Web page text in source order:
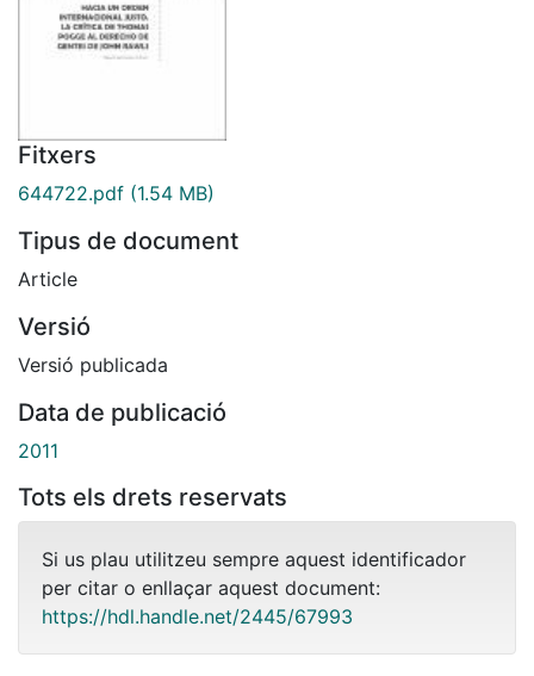
Fitxers
644722.pdf (1.54 MB)
Tipus de document
Article
Versió
Versió publicada
Data de publicació
2011
Tots els drets reservats
Si us plau utilitzeu sempre aquest identificador
per citar o enllaçar aquest document:
https://hdl.handle.net/2445/67993